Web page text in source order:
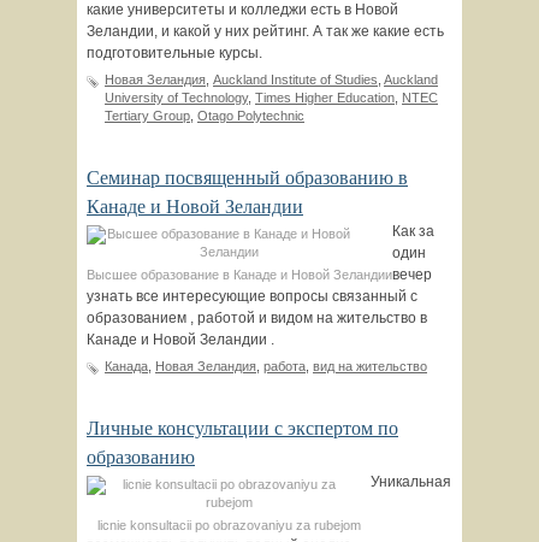
какие университеты и колледжи есть в Новой
Зеландии, и какой у них рейтинг. А так же какие есть
подготовительные курсы.
Новая Зеландия Auckland Institute of Studies Auckland
University of Technology, Times Higher Education NTEC
Tertiary Group Otago Polytechnic
Семинар посвященный образованию в
Канаде и Новой Зеландии
Высшее образование в Канаде и Новой Зеландии
Как за
один
вечер
узнать все интересующие вопросы связанный с
образованием , работой и видом на жительство в
Канаде и Новой Зеландии .
Канада Новая Зеландия работа вид на жительство
Личные консультации с экспертом по
образованию
licnie konsultacii po obrazovaniyu za rubejom
Уникальная